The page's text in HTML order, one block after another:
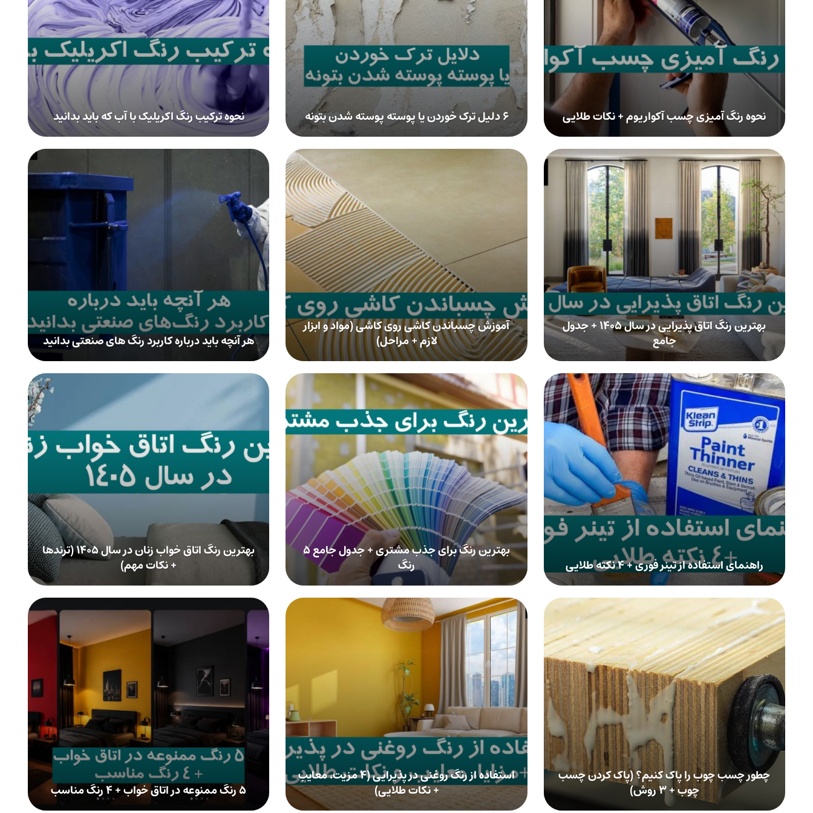
نحوه رنگ آمیزی چسب آکواریوم + نکات طلایی ۶ دلیل ترک خوردن یا پوسته پوسته شدن بتونه نحوه ترکیب رنگ اکریلیک با آب که باید بدانید
بهترین رنگ اتاق پذیرایی در سال ۱۴۰۵ + جدول
جامع
آموزش چسباندن کاشی روی کاشی (مواد و ابزار
لازم + مراحل) هر آنچه باید درباره کاربرد رنگ ‌های صنعتی بدانید
راهنمای استفاده از تینر فوری + ۴ نکته طلایی
بهترین رنگ برای جذب مشتری + جدول جامع ۵
رنگ
بهترین رنگ اتاق خواب زنان در سال ۱۴۰۵ (ترندها
+ نکات مهم)
چطور چسب چوب را پاک کنیم؟ (پاک کردن چسب
چوب + ۳ روش)
استفاده از رنگ روغنی در پذیرایی (۴ مزیت، معایب
+ نکات طلایی) ۵ رنگ ممنوعه در اتاق خواب + ۴ رنگ مناسب